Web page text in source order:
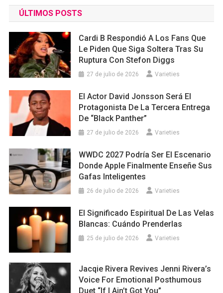
ÚLTIMOS POSTS
Cardi B Respondió A Los Fans Que
Le Piden Que Siga Soltera Tras Su
Ruptura Con Stefon Diggs
27 de julio de 2026 Varieties
El Actor David Jonsson Será El
Protagonista De La Tercera Entrega
De “Black Panther”
27 de julio de 2026 Varieties
WWDC 2027 Podría Ser El Escenario
Donde Apple Finalmente Enseñe Sus
Gafas Inteligentes
26 de julio de 2026 Varieties
El Significado Espiritual De Las Velas
Blancas: Cuándo Prenderlas
25 de julio de 2026 Varieties
Jacqie Rivera Revives Jenni Rivera’s
Voice For Emotional Posthumous
Duet “If I Ain’t Got You”